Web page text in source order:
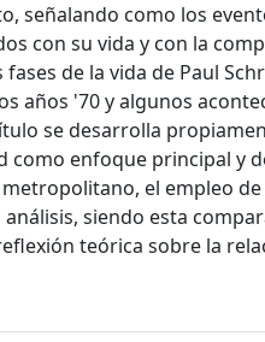
señalando como los
con su vida y con la
de la vida de Paul
años '70 y algunos
se desarrolla
como enfoque principal y
el empleo
siendo esta
teórica sobre la